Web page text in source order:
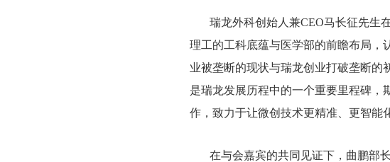
瑞龙外科创始人兼CEO马长征先生
理工的工科底蕴与医学部的前瞻布局，
业被垄断的现状与瑞龙创业打破垄断
是瑞龙发展历程中的一个重要里程碑，
作，致力于让微创技术更精准、更智能
在与会嘉宾的共同见证下，曲鹏部